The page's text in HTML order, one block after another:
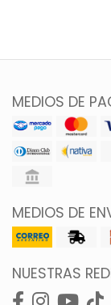
MEDIOS DE
MEDIOS DE
NUESTRAS